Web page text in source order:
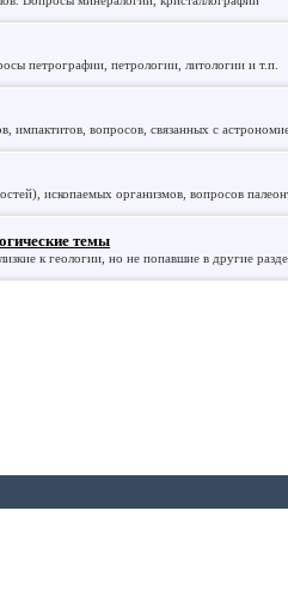
петрографии, петрологии, литологии и т.п.
импактитов, вопросов, связанных с
ископаемых организмов, вопросов
темы
к геологии, но не попавшие в другие